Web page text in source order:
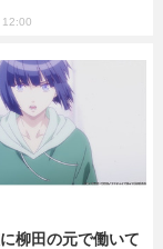
柳田の元で働いて